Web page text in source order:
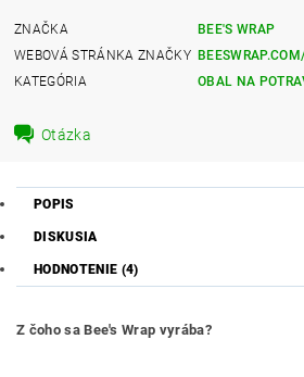
ZNAČKA
BEE'S WRAP
WEBOVÁ STRÁNKA ZNAČKY
KATEGÓRIA
OBAL NA
Otázka
POPIS
DISKUSIA
HODNOTENIE (4)
Z čoho sa Bee's Wrap vyrába?